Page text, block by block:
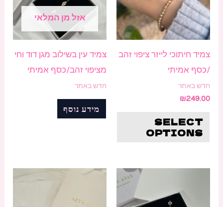
צמיד חיתוכי לייזר ציפוי זהב
/כסף אמיתי
חדש באתר
₪249.00
SELECT
OPTIONS
ניתן
המוצר
אזל מן המלאי
צמיד עין בשילוב מגן דוד וחי
מציפוי זהב/כסף אמיתי
חדש באתר
מידע נוסף